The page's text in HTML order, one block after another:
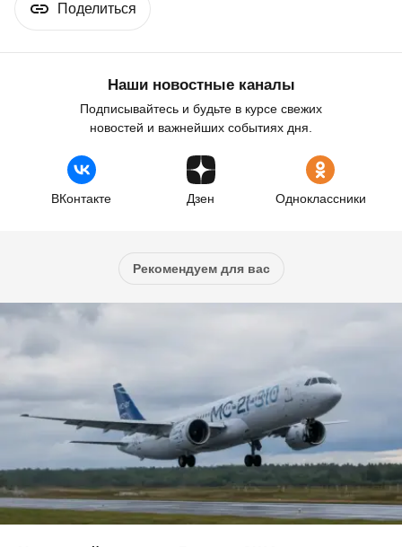
Поделиться
Наши новостные каналы
Подписывайтесь и будьте в курсе свежих
новостей и важнейших событиях дня.
ВКонтакте Дзен Одноклассники
Рекомендуем для вас